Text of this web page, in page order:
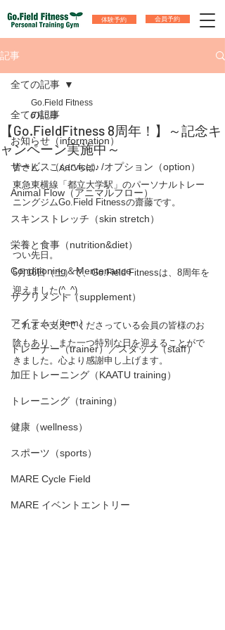
体験予約 会員予約
記事
全ての記事
お知らせ（information）
サービス（service）/オプション（option）
Animal Flow（アニマルフロー）
スキンストレッチ（skin stretch）
栄養と食事（nutrition&diet）
Conditioning＆Mentenance
サプリメント（supplement）
アイテム（item）
トレーナー（trainer）／スタッフ（staff）
加圧トレーニング（KAATU training）
トレーニング（training）
健康（wellness）
スポーツ（sports）
MARE Cycle Field
MARE イベントエントリー
全ての記事
【Go.FieldFitness 8周年！】～記念キ
ャンペーン実施中～
Go.Field Fitness
6月5日
皆さん、こんにちは♪
東急東横線「都立大学駅」のパーソナルトレー
ニングジムGo.Field Fitnessの齋藤です。
つい先日。
5月16日（土）で、Go.Field Fitnessは、8周年を
迎えました(^_^)
これまで支えてくださっている会員の皆様のお
陰もあり、また一つ特別な日を迎えることがで
きました。心より感謝申し上げます。